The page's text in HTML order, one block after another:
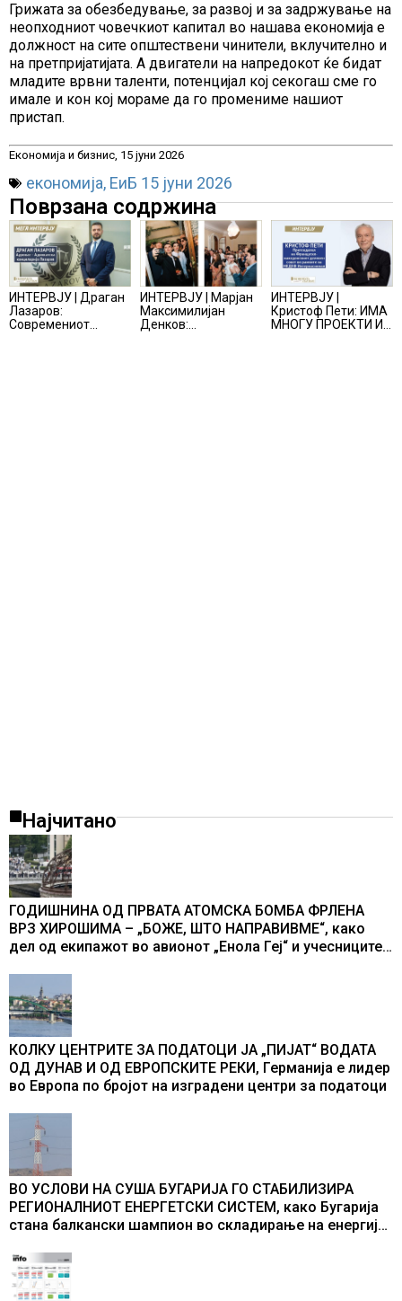
Грижата за обезбедување, за развој и за задржување на
неопходниот човечкиот капитал во нашава економија е
должност на сите општествени чинители, вклучително и
на претпријатијата. А двигатели на напредокот ќе бидат
младите врвни таленти, потенцијал кој секогаш сме го
имале и кон кој мораме да го промениме нашиот
пристап.
Економија и бизнис, 15 јуни 2026
економија, ЕиБ 15 јуни 2026
Поврзана содржина
ИНТЕРВЈУ | Драган
Лазаров:
Современиот
ИНТЕРВЈУ | Марјан
Максимилијан
Денков:
ИНТЕРВЈУ |
Кристоф Пети: ИМА
МНОГУ ПРОЕКТИ И
Најчитано
ГОДИШНИНА ОД ПРВАТА АТОМСКА БОМБА ФРЛЕНА
ВРЗ ХИРОШИМА – „БОЖЕ, ШТО НАПРАВИВМЕ“, како
дел од екипажот во авионот „Енола Геј“ и учесниците
промени текот на историјата
КОЛКУ ЦЕНТРИТЕ ЗА ПОДАТОЦИ ЈА „ПИЈАТ“ ВОДАТА
ОД ДУНАВ И ОД ЕВРОПСКИТЕ РЕКИ, Германија е лидер
во Европа по бројот на изградени центри за податоци
ВО УСЛОВИ НА СУША БУГАРИЈА ГО СТАБИЛИЗИРА
РЕГИОНАЛНИОТ ЕНЕРГЕТСКИ СИСТЕМ, како Бугарија
стана балкански шампион во складирање на енергија